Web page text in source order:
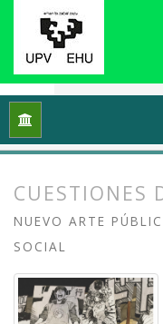
Inicio
CUESTIONES
NUEVO ARTE
SOCIAL